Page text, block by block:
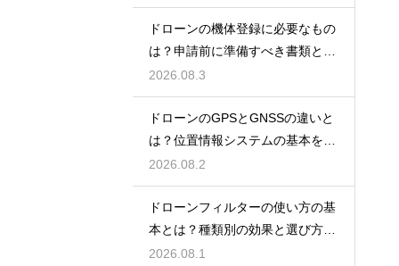
ドローンの機体登録に必要なもの
は？申請前に準備すべき書類と情
報
2026.08.3
ドローンのGPSとGNSSの違いと
は？位置情報システムの基本を解
説
2026.08.2
ドローンフィルターの使い方の基
本とは？種類別の効果と選び方を
解説
2026.08.1